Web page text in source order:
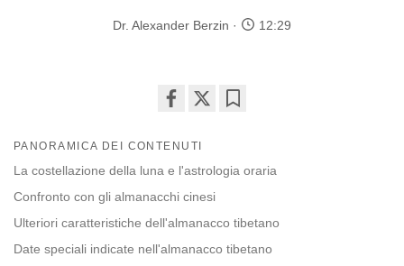
Dr. Alexander Berzin 12:29
on
facebook
PANORAMICA DEI CONTENUTI
La costellazione della luna e l'astrologia oraria
Confronto con gli almanacchi cinesi
Ulteriori caratteristiche dell'almanacco tibetano
Date speciali indicate nell'almanacco tibetano